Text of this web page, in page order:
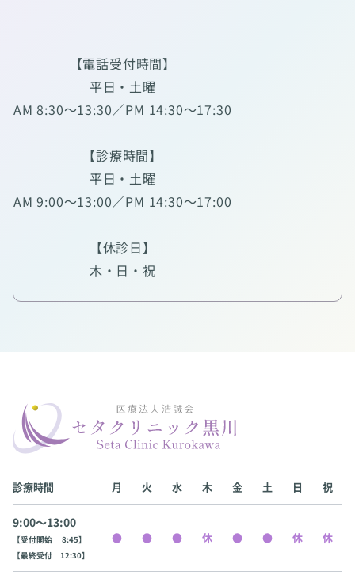
【電話受付時間】
平日・土曜
AM 8:30～13:30／PM 14:30～17:30
【診療時間】
平日・土曜
AM 9:00～13:00／PM 14:30～17:00
【休診日】
木・日・祝
診療時間 月 火 水 木 金 土 日 祝
9:00〜13:00
【受付開始 8:45】
【最終受付 12:30】